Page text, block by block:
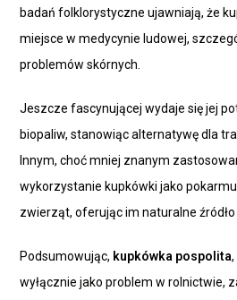
badań folklorystyczne ujawniają, że
miejsce w medycynie ludowej,
problemów skórnych.
Jeszcze fascynującej wydaje się jej
biopaliw, stanowiąc alternatywę dla
Innym, choć mniej znanym
wykorzystanie kupkówki jako
zwierząt, oferując im naturalne
Podsumowując, kupkówka pospolita
wyłącznie jako problem w rolnictwie,